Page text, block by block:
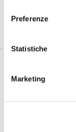
Preferenze
Statistiche
Marketing